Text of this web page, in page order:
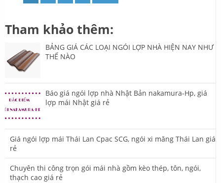
Tham khảo thêm:
BẢNG GIÁ CÁC LOẠI NGÓI LỢP NHÀ HIỆN NAY NHƯ
THẾ NÀO
Báo giá ngói lợp nhà Nhật Bản nakamura-Hp, giá
lợp mái Nhật giá rẻ
Giá ngói lợp mái Thái Lan Cpac SCG, ngói xi măng Thái Lan giá
rẻ
Chuyên thi công trọn gói mái nhà gồm kèo thép, tôn, ngói,
thạch cao giá rẻ